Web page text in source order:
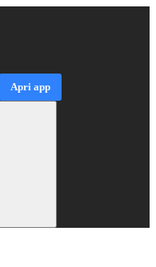
Apri app